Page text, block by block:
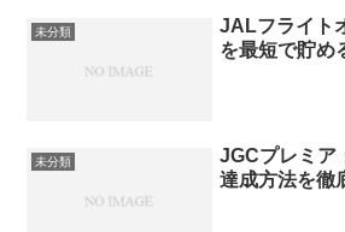
未分類
JALフライト
を最短で貯め
未分類
JGCプレミア
達成方法を徹